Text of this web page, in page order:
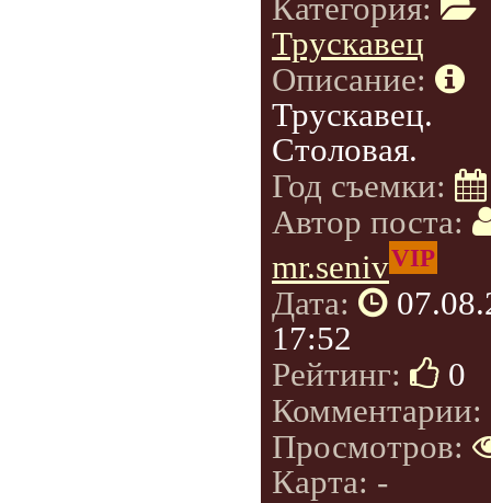
Категория:
Трускавец
Описание:
Трускавец.
Столовая.
Год съемки:
Автор поста:
mr.senivVIP
Дата:
17:52
Рейтинг:
0
Комментарии:
Просмотров:
Карта: -